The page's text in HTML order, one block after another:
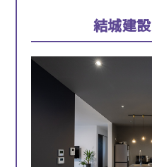
結城建